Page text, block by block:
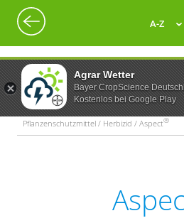
Agrar Wetter
Bayer CropScience
Kostenlos bei Google Play
A-Z
Pflanzenschutzmittel / Herbizid / Aspect®